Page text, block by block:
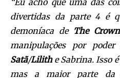
divertidas da parte 4 é
demoníaca de The Crown
manipulações por poder
Satã/Lilithe Sabrina. Isso
mas a maior parte da